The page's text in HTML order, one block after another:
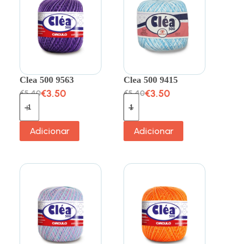
Clea 500 9563
€5.40€3.50
Adicionar
Clea 500 9415
€5.40€3.50
Adicionar